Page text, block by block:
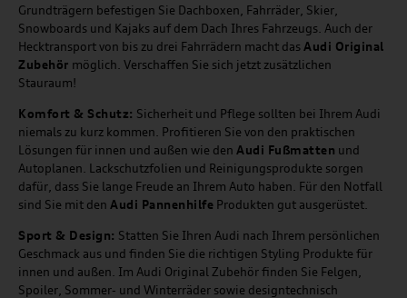
Grundträgern befestigen Sie Dachboxen, Fahrräder, Skier,
Snowboards und Kajaks auf dem Dach Ihres Fahrzeugs. Auch der
Hecktransport von bis zu drei Fahrrädern macht das Audi Original
Zubehör möglich. Verschaffen Sie sich jetzt zusätzlichen
Stauraum!
Komfort & Schutz: Sicherheit und Pflege sollten bei Ihrem Audi
niemals zu kurz kommen. Profitieren Sie von den praktischen
Lösungen für innen und außen wie den Audi Fußmatten und
Autoplanen. Lackschutzfolien und Reinigungsprodukte sorgen
dafür, dass Sie lange Freude an Ihrem Auto haben. Für den Notfall
sind Sie mit den Audi Pannenhilfe Produkten gut ausgerüstet.
Sport & Design: Statten Sie Ihren Audi nach Ihrem persönlichen
Geschmack aus und finden Sie die richtigen Styling Produkte für
innen und außen. Im Audi Original Zubehör finden Sie Felgen,
Spoiler, Sommer- und Winterräder sowie designtechnisch